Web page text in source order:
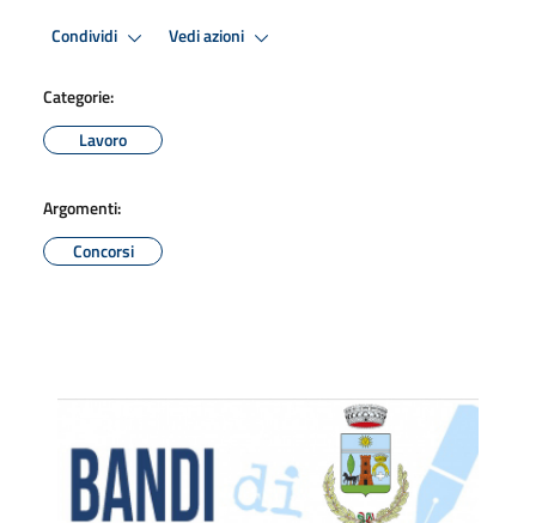
Condividi Vedi azioni
Categorie:
Lavoro
Argomenti:
Concorsi